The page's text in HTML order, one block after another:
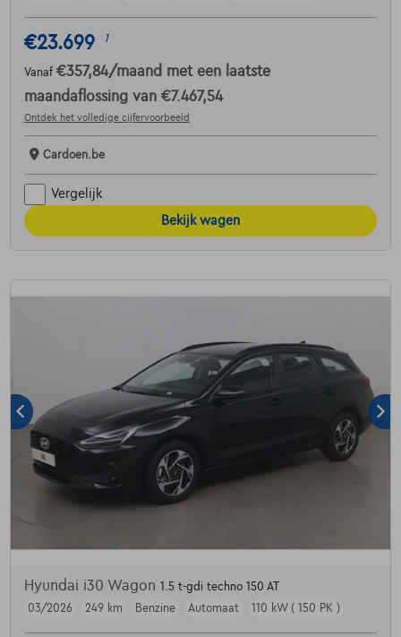
€23.699 1
Vanaf €357,84/maand met een laatste
maandaflossing van €7.467,54
Ontdek het volledige cijfervoorbeeld
Cardoen.be
Vergelijk
Bekijk wagen
Hyundai i30 Wagon 1.5 t-gdi techno 150 AT
03/2026
249 km Benzine Automaat 110 kW ( 150 PK )